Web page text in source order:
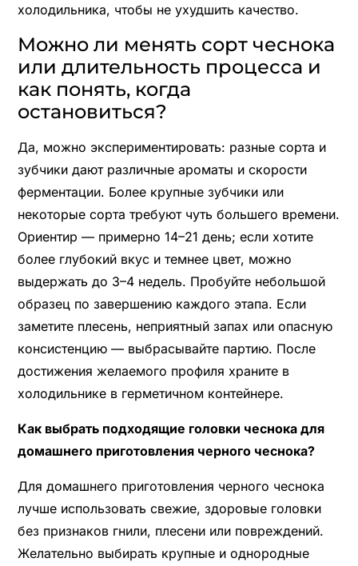
холодильника, чтобы не ухудшить качество.
Можно ли менять сорт чеснока
или длительность процесса и
как понять, когда
остановиться?
Да, можно экспериментировать: разные сорта и
зубчики дают различные ароматы и скорости
ферментации. Более крупные зубчики или
некоторые сорта требуют чуть большего времени.
Ориентир — примерно 14–21 день; если хотите
более глубокий вкус и темнее цвет, можно
выдержать до 3–4 недель. Пробуйте небольшой
образец по завершению каждого этапа. Если
заметите плесень, неприятный запах или опасную
консистенцию — выбрасывайте партию. После
достижения желаемого профиля храните в
холодильнике в герметичном контейнере.
Как выбрать подходящие головки чеснока для
домашнего приготовления черного чеснока?
Для домашнего приготовления черного чеснока
лучше использовать свежие, здоровые головки
без признаков гнили, плесени или повреждений.
Желательно выбирать крупные и однородные